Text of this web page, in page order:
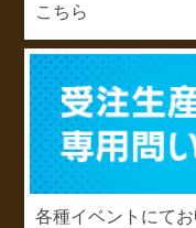
こちら
各種イベントにて